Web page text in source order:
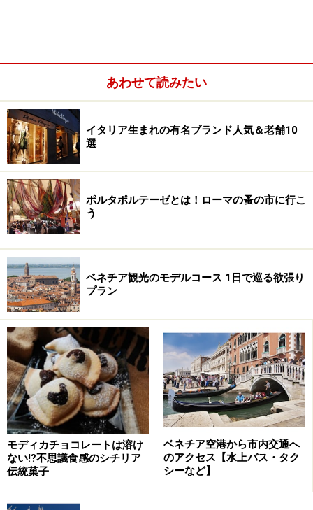
ミラノの市内交通（地下鉄・バス・トラム）その4
～乗り方
ミラノのタクシー
ミラノの市内交通（地下鉄・バス・トラ
ム）その1～路線
ミラノ市内の移動にまず便利に使えるのがメトロ（地下
鉄）。中央駅やドゥオモ、「最後の晩餐」があるサン
タ・マリア・デッレ・グラッツィエ教会に最寄のカドル
ナ駅などが路線上にあります。
赤字に白抜きＭマークがメトロ（地下鉄）の入り口
主要路線は、３線。それぞれ1～3号線と呼ばれ、赤・
緑・黄の”色”で区別されています。ダウンロードもでき
るPDFマップをスマホに入れておくと便利！
ミラノ地下鉄MAP
※赤・緑・黄色の太めの線が地下鉄（METRO）路線で
あわせて読みたい
イタリア生まれの有名ブランド人気＆老舗10
選
ポルタポルテーゼとは！ローマの蚤の市に行こ
う
ベネチア観光のモデルコース 1日で巡る欲張り
プラン
モディカチョコレートは溶け
ない⁉不思議食感のシチリア
伝統菓子
ベネチア空港から市内交通へ
のアクセス【水上バス・タク
シーなど】